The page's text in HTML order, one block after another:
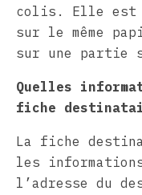
colis. Elle est
sur le même
sur une partie
Quelles
fiche
La fiche
les
l’adresse du